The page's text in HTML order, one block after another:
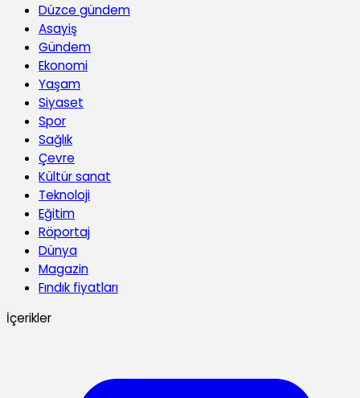
Düzce gündem
Asayiş
Gündem
Ekonomi
Yaşam
Siyaset
Spor
Sağlık
Çevre
Kültür sanat
Teknoloji
Eğitim
Röportaj
Dünya
Magazin
Fındık fiyatları
İçerikler